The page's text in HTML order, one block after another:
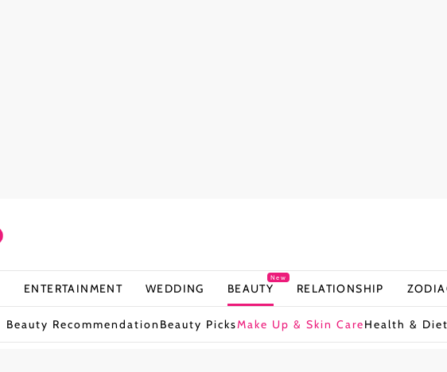
ENTERTAINMENT WEDDING BEAUTY
New
RELATIONSHIP
Beauty Recommendation Beauty PicksMake Up & Skin CareHealth & Diet